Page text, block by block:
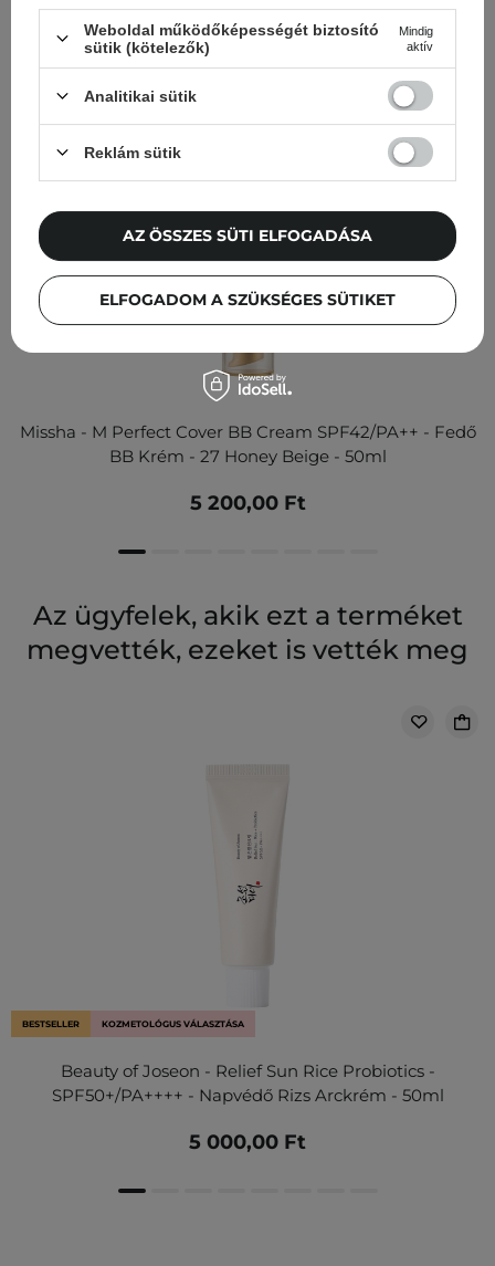
nézegették
Missha - M Perfect Cover BB Cream SPF42/PA++ - Fedő
BB Krém - 27 Honey Beige - 50ml
5 200,00 Ft
Az ügyfelek, akik ezt a terméket
megvették, ezeket is vették meg
BESTSELLER KOZMETOLÓGUS VÁLASZTÁSA
Beauty of Joseon - Relief Sun Rice Probiotics -
SPF50+/PA++++ - Napvédő Rizs Arckrém - 50ml
5 000,00 Ft
Weboldal működőképességét biztosító
sütik (kötelezők)
Mindig
aktív
Analitikai sütik
Reklám sütik
ELFOGADOM A SZÜKSÉGES SÜTIKET
AZ ÖSSZES SÜTI ELFOGADÁSA